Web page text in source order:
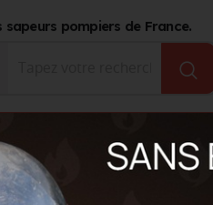
sapeurs pompiers de France.
Produits Journal
Kit de découpe sur batterie